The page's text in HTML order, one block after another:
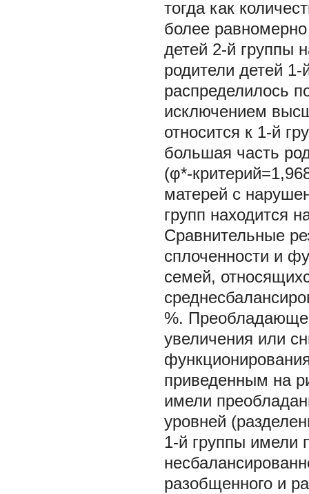
тогда как
более
детей 2-й группы
родители детей
распределилось
исключением
относится к 1-й
большая часть
(φ*-
матерей с
групп находится
Сравнительные
сплоченности и
семей,
%.
увеличения или
приведенным на
имели
уровней
1-й группы имели
разобщенного и